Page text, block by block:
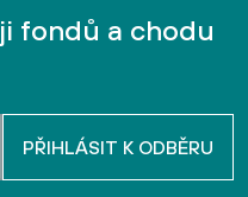
fondů a chodu